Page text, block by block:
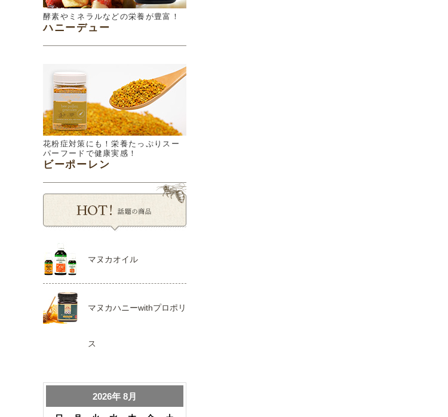
酵素やミネラルなどの栄養が豊富！
ハニーデュー
花粉症対策にも！栄養たっぷりスー
パーフードで健康実感！
ビーポーレン
マヌカオイル
マヌカハニーwithプロポリ
ス